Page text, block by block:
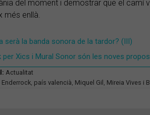
del moment i demostrar que el camí
més enllà.
serà la banda sonora de la tardor? (III)
per Xics i Mural Sonor són les noves
Actualitat
Enderrock país valencià Miquel Gil Mireia Vives i